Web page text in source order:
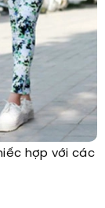
hợp với các